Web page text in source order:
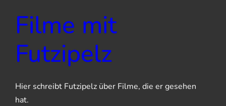
Filme mit
Futzipelz
Hier schreibt Futzipelz über Filme, die er gesehen
hat.